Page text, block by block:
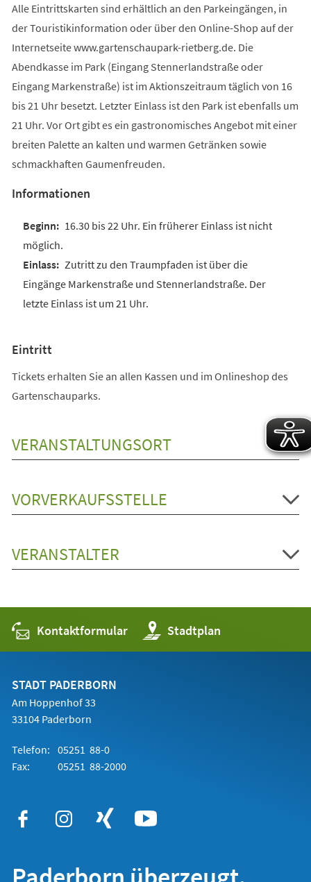
Alle Eintrittskarten sind erhältlich an den Parkeingängen, in
der Touristikinformation oder über den Online-Shop auf der
Internetseite www.gartenschaupark-rietberg.de. Die
Abendkasse im Park (Eingang Stennerlandstraße oder
Eingang Markenstraße) ist im Aktionszeitraum täglich von 16
bis 21 Uhr besetzt. Letzter Einlass ist den Park ist ebenfalls um
21 Uhr. Vor Ort gibt es ein gastronomisches Angebot mit einer
breiten Palette an kalten und warmen Getränken sowie
schmackhaften Gaumenfreuden.
Informationen
16.30 bis 22 Uhr. Ein früherer Einlass ist nicht
möglich.
Zutritt zu den Traumpfaden ist über die
Eingänge Markenstraße und Stennerlandstraße. Der
letzte Einlass ist um 21 Uhr.
Eintritt
Tickets erhalten Sie an allen Kassen und im Onlineshop des
Gartenschauparks.
VERANSTALTUNGSORT
VORVERKAUFSSTELLE
VERANSTALTER
Kontaktformular Stadtplan
(Öffnet
in
einem
STADT PADERBORN
Am Hoppenhof 33
33104 Paderborn
Telefon: 05251 88-0
Fax:
05251 88-2000